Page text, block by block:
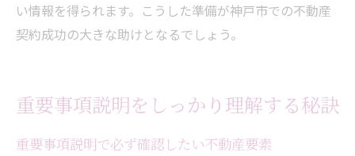
い情報を得られます。こうした準備が神戸市での不動産
契約成功の大きな助けとなるでしょう。
重要事項説明をしっかり理解する秘訣
重要事項説明で必ず確認したい不動産要素